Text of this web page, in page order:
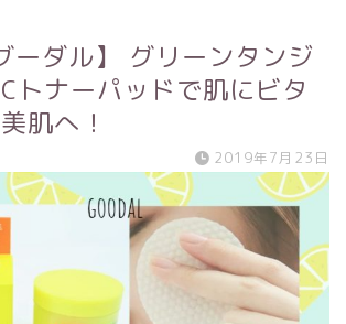
ーダル】 グリーンタンジ
トナーパッドで肌にビタ
肌へ！
2019年7月23日